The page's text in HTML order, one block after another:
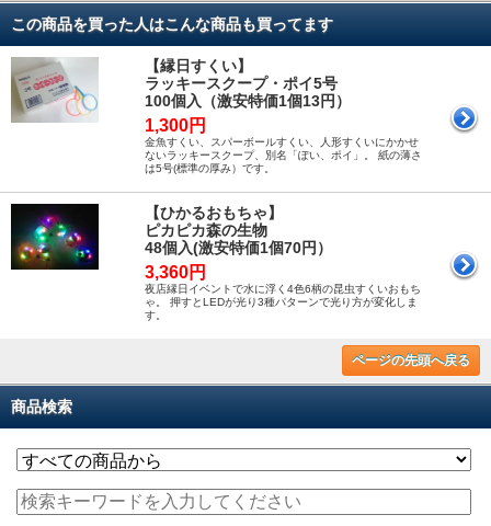
この商品を買った人はこんな商品も買ってます
【縁日すくい】
ラッキースクープ・ポイ5号
100個入（激安特価1個13円）
1,300円
金魚すくい、スパーボールすくい、人形すくいにかかせ
ないラッキースクープ、別名「ぽい、ポイ」。 紙の薄さ
は5号(標準の厚み）です。
【ひかるおもちゃ】
ピカピカ森の生物
48個入(激安特価1個70円）
3,360円
夜店縁日イベントで水に浮く4色6柄の昆虫すくいおもち
ゃ。 押すとLEDが光り3種パターンで光り方が変化しま
す。
ページの先頭へ戻る
商品検索